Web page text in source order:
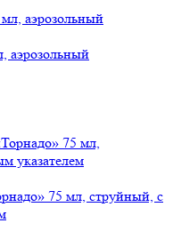
75 мл, струйный, с